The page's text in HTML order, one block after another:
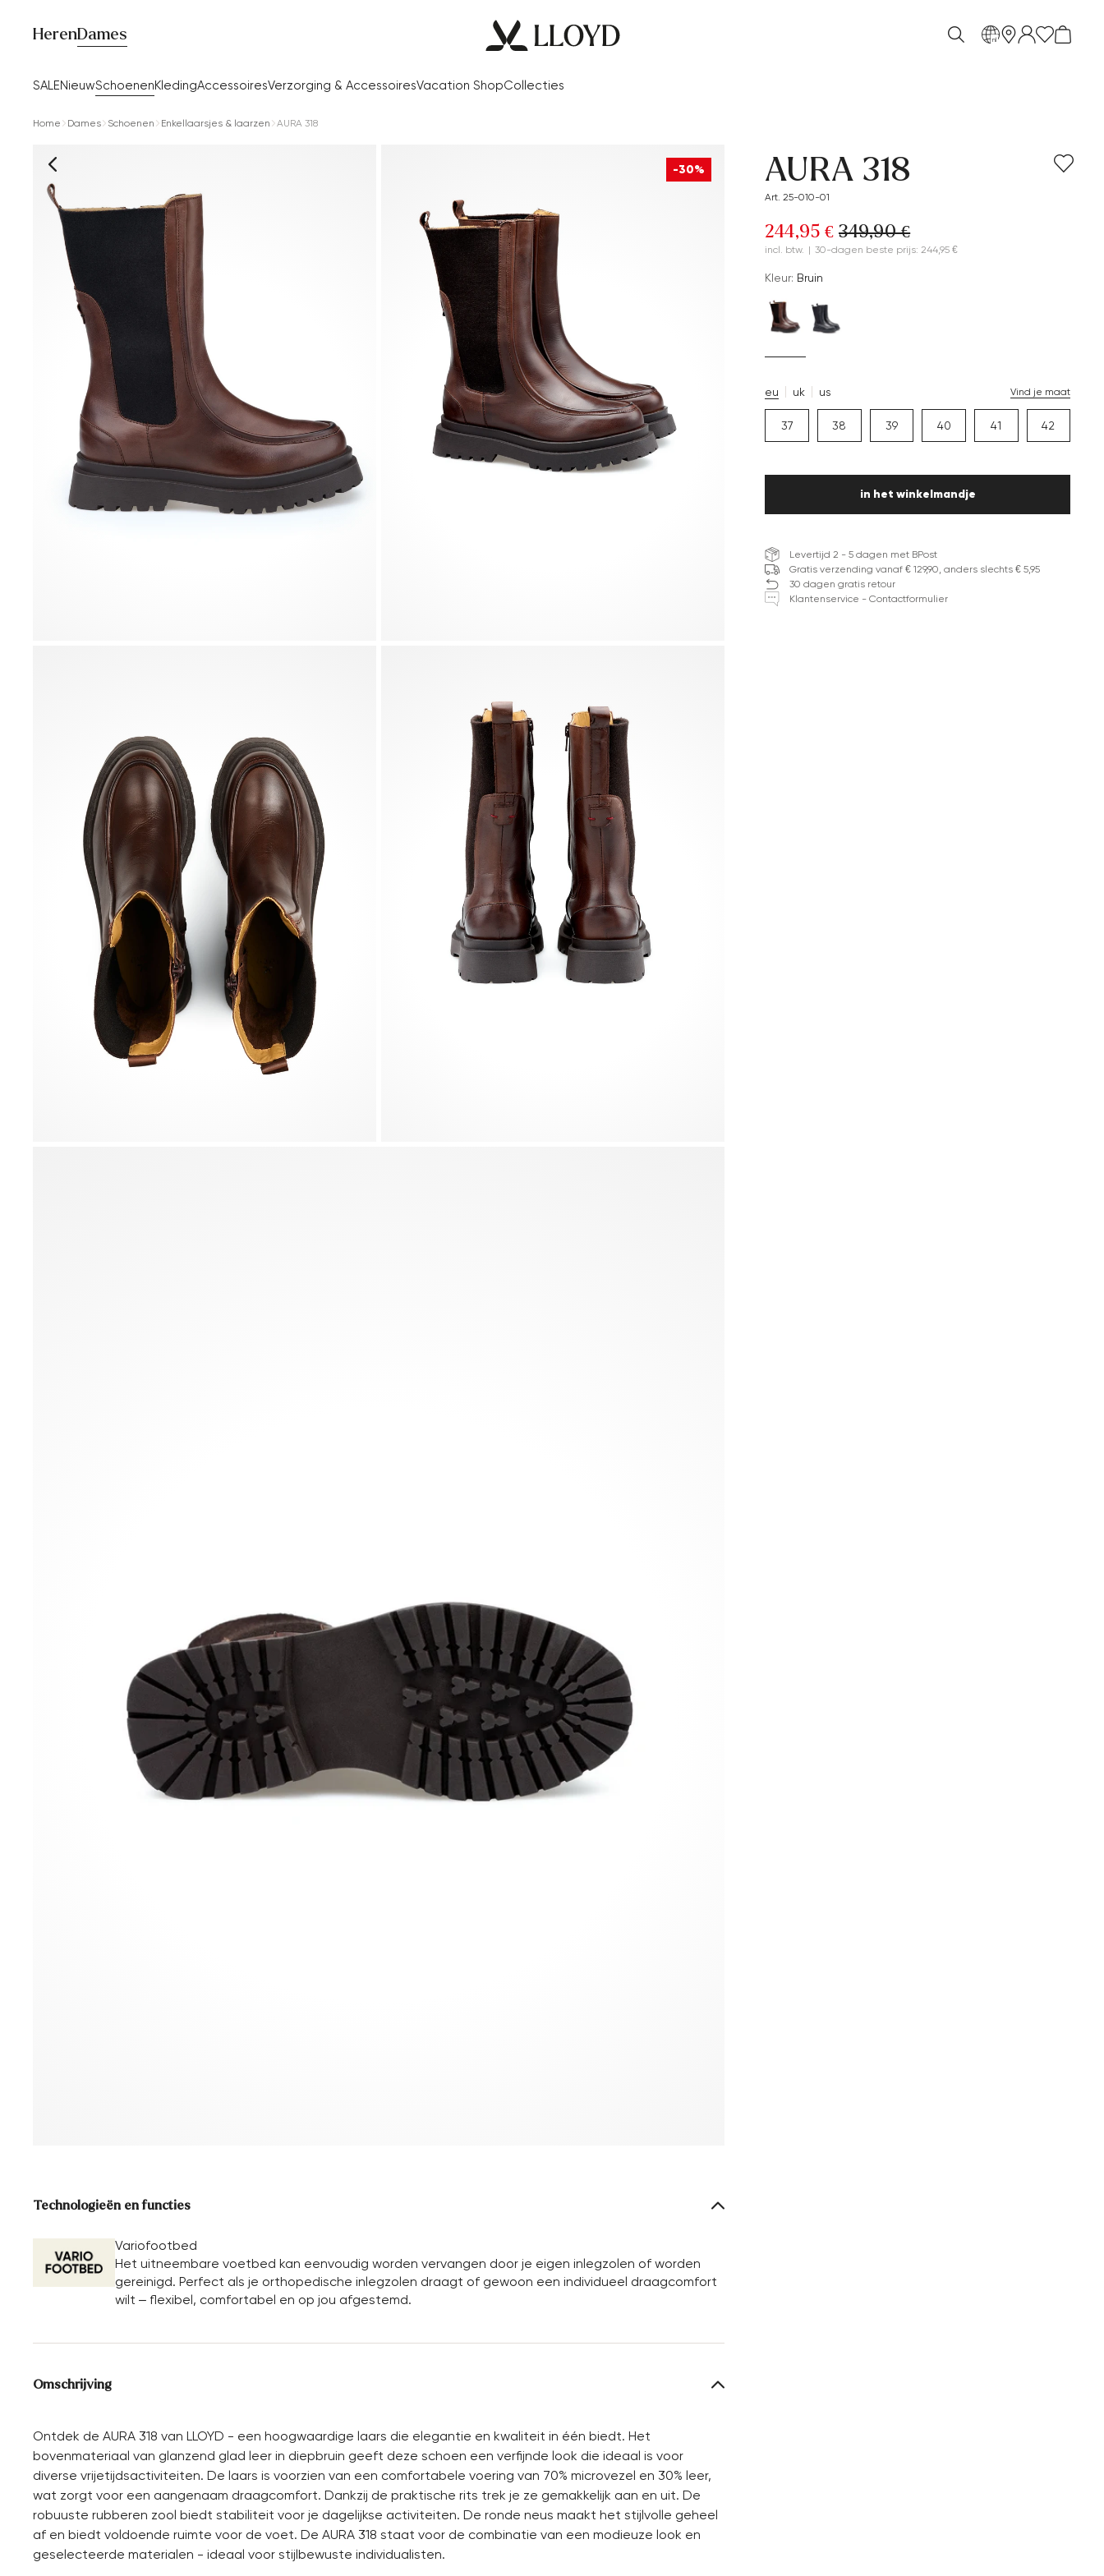
HerenDames
SALENieuwSchoenenKledingAccessoiresVerzorging & AccessoiresVacation ShopCollecties
nl
Home Dames Schoenen Enkellaarsjes & laarzen AURA 318
-30%
Technologieën en functies
Variofootbed
Het uitneembare voetbed kan eenvoudig worden vervangen door je eigen inlegzolen of worden
gereinigd. Perfect als je orthopedische inlegzolen draagt of gewoon een individueel draagcomfort
wilt – flexibel, comfortabel en op jou afgestemd.
Omschrijving
Ontdek de AURA 318 van LLOYD - een hoogwaardige laars die elegantie en kwaliteit in één biedt. Het
bovenmateriaal van glanzend glad leer in diepbruin geeft deze schoen een verfijnde look die ideaal is voor
diverse vrijetijdsactiviteiten. De laars is voorzien van een comfortabele voering van 70% microvezel en 30% leer,
wat zorgt voor een aangenaam draagcomfort. Dankzij de praktische rits trek je ze gemakkelijk aan en uit. De
robuuste rubberen zool biedt stabiliteit voor je dagelijkse activiteiten. De ronde neus maakt het stijlvolle geheel
af en biedt voldoende ruimte voor de voet. De AURA 318 staat voor de combinatie van een modieuze look en
geselecteerde materialen - ideaal voor stijlbewuste individualisten.
AURA 318
Art. 25-010-01
244,95 € 349,90 €
incl. btw. | 30-dagen beste prijs: 244,95 €
Kleur: Bruin
eu uk us Vind je maat
37 38 39 40 41 42
in het winkelmandje
Levertijd 2 - 5 dagen met BPost
Gratis verzending vanaf € 129,90, anders slechts € 5,95
30 dagen gratis retour
Klantenservice - Contactformulier